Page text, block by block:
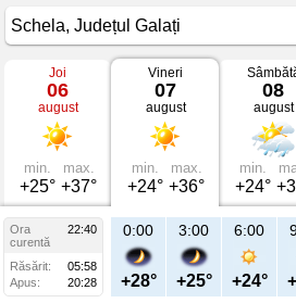
Vremea
Schela
mâine
Județul
Galați
Joi
06
august
min.
+25°
max.
+37°
Vineri
07
august
min.
+24°
max.
+36°
08
august
min.
+24°
Ora
22:40
curentă
Răsărit:
05:58
Apus:
20:28
23:00
+30°
Vi
aug
0:00
+28°
3:00
+25°
6:00
+24°